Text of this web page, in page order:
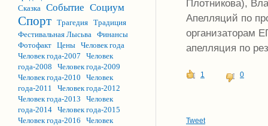
Сказка Событие Социум
Спорт Трагедия Традиция
Фестивальная Лысьва Финансы
Фотофакт Цены Человек года
Человек года-2007
Человек
года-2008
Человек года-2009
Человек года-2010
Человек
года-2011
Человек года-2012
Человек года-2013
Человек
года-2014 Человек года-2015
Человек года-2016
Человек
Плотникова),
Апелляций по
организаторам
апелляция по
1 0
Tweet